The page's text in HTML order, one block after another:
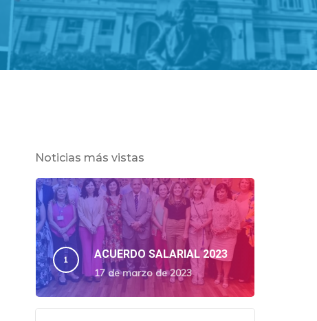
Noticias más vistas
ACUERDO SALARIAL 2023
17 de marzo de 2023